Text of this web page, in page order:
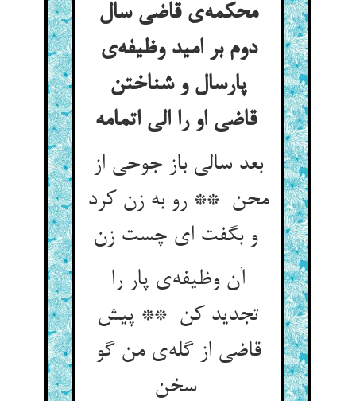
محکمه‌ی قاضی سال
دوم بر امید وظیفه‌ی
پارسال و شناختن
قاضی او را الی اتمامه
بعد سالی باز جوحی از
محن ** رو به زن کرد
و بگفت ای چست زن
آن وظیفه‌ی پار را
تجدید کن ** پیش
قاضی از گله‌ی من گو
سخن